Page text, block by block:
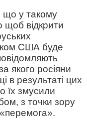
що у такому
щоб відкрити
США буде
якого росіяни
в результаті цих
їх змусили
з точки зору